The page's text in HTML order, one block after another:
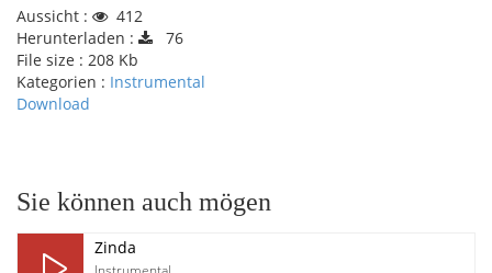
Play /
Aussicht :
412
Herunterladen :
76
File size : 208 Kb
Kategorien : Instrumental
Download
Sie können auch mögen
Zinda